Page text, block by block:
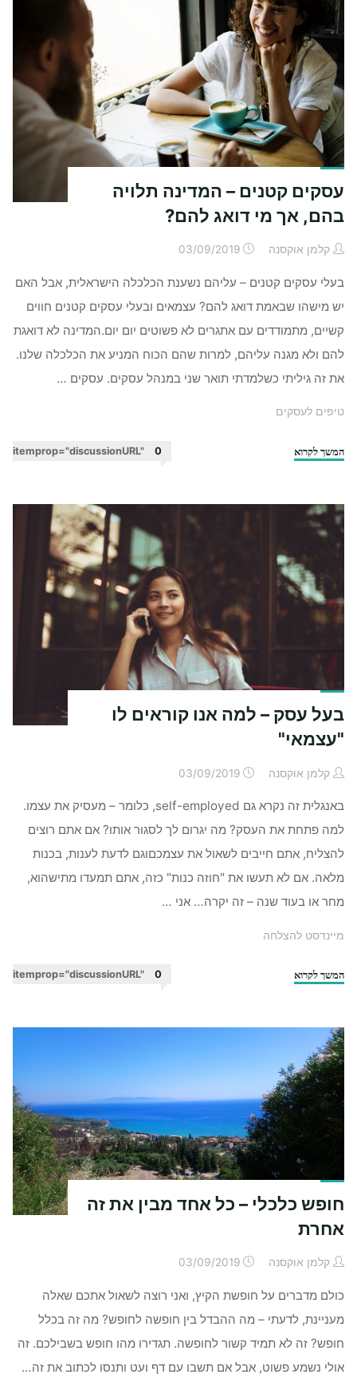
קשיים
ואתגרים
של
עצמאים"
עסקים קטנים – המדינה תלויה
בהם, אך מי דואג להם?
קלמן אוקסנה 03/09/2019
בעלי עסקים קטנים – עליהם נשענת הכלכלה הישראלית, אבל האם
יש מישהו שבאמת דואג להם? עצמאים ובעלי עסקים קטנים חווים
קשיים, מתמודדים עם אתגרים לא פשוטים יום יום.המדינה לא דואגת
להם ולא מגנה עליהם, למרות שהם הכוח המניע את הכלכלה שלנו.
את זה גיליתי כשלמדתי תואר שני במנהל עסקים. עסקים …
טיפים לעסקים
המשך לקרוא
בהם,
אך
מי
דואג
itemprop="discussionURL" 0
בעל עסק – למה אנו קוראים לו
"עצמאי"
קלמן אוקסנה 03/09/2019
באנגלית זה נקרא גם self-employed, כלומר – מעסיק את עצמו.
למה פתחת את העסק? מה יגרום לך לסגור אותו? אם אתם רוצים
להצליח, אתם חייבים לשאול את עצמכםוגם לדעת לענות, בכנות
מלאה. אם לא תעשו את "חוזה כנות" כזה, אתם תמעדו מתישהוא,
מחר או בעוד שנה – זה יקרה… אני …
מיינדסט להצלחה
המשך לקרוא
קוראים
לו
"עצמאי""
itemprop="discussionURL" 0
חופש כלכלי – כל אחד מבין את זה
אחרת
קלמן אוקסנה 03/09/2019
כולם מדברים על חופשת הקיץ, ואני רוצה לשאול אתכם שאלה
מעניינת, לדעתי – מה ההבדל בין חופשה לחופש? מה זה בכלל
חופש? זה לא תמיד קשור לחופשה. תגדירו מהו חופש בשבילכם. זה
אולי נשמע פשוט, אבל אם תשבו עם דף ועט ותנסו לכתוב את זה…